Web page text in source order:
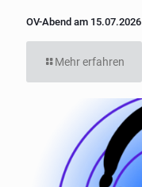
OV-Abend am 15.07.2026
Mehr erfahren